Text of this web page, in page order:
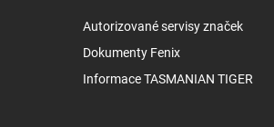
Autorizované servisy značek
Dokumenty Fenix
Informace TASMANIAN TIGER